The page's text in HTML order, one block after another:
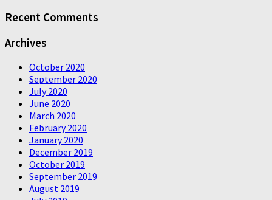
Recent Comments
Archives
October 2020
September 2020
July 2020
June 2020
March 2020
February 2020
January 2020
December 2019
October 2019
September 2019
August 2019